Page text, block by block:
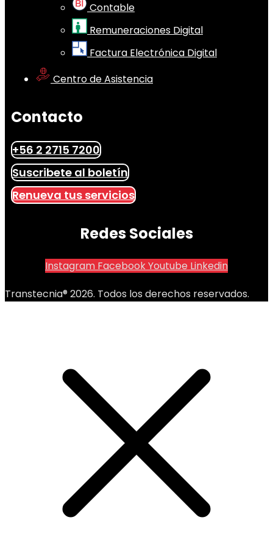
Contable
Remuneraciones Digital
Factura Electrónica Digital
Centro de Asistencia
Contacto
+56 2 2715 7200
Suscribete al boletín
Renueva tus servicios
Redes Sociales
Instagram FacebookYoutube Linkedin
Transtecnia® 2026. Todos los derechos reservados.